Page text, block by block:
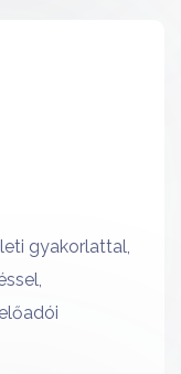
gyakorlattal,